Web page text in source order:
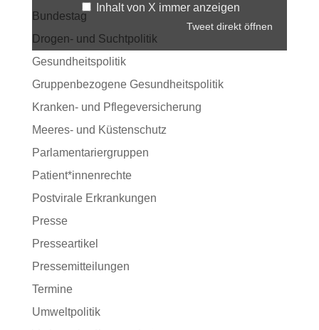
Inhalt von X immer anzeigen
Tweet direkt öffnen
Bundestag
Drogen- und Suchtpolitik
Gesundheitspolitik
Gruppenbezogene Gesundheitspolitik
Kranken- und Pflegeversicherung
Meeres- und Küstenschutz
Parlamentariergruppen
Patient*innenrechte
Postvirale Erkrankungen
Presse
Presseartikel
Pressemitteilungen
Termine
Umweltpolitik